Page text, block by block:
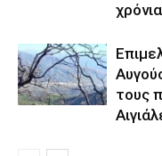
χρόνια
τους